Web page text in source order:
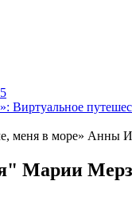
Виртуальное
меня в море» Анны
Марии